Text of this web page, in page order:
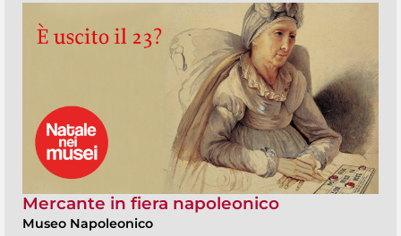
Mercante in fiera napoleonico
Museo Napoleonico